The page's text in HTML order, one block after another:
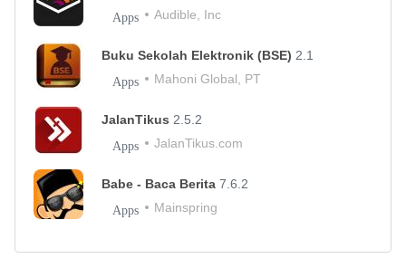
Apps Audible, Inc
Buku Sekolah Elektronik (BSE) 2.1
Apps Mahoni Global, PT
JalanTikus 2.5.2
Apps JalanTikus.com
Babe - Baca Berita 7.6.2
Apps Mainspring